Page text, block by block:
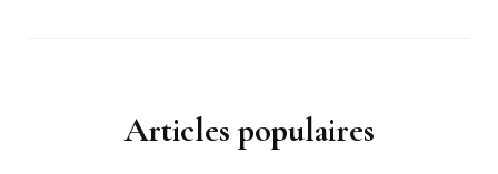
Articles populaires